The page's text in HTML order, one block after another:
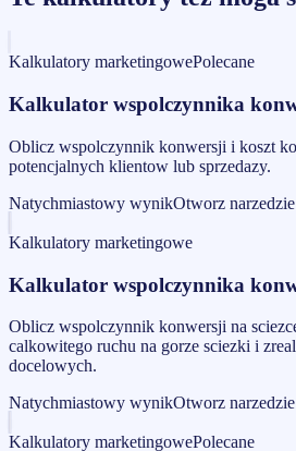
Kalkulatory marketingowePolecane
Kalkulator wspolczynnika
Oblicz wspolczynnik konwersji i koszt
potencjalnych klientow lub sprzedazy.
Natychmiastowy wynikOtworz narzedzie
Kalkulatory marketingowe
Kalkulator wspolczynnika
Oblicz wspolczynnik konwersji na
calkowitego ruchu na gorze sciezki i
docelowych.
Natychmiastowy wynikOtworz narzedzie
Kalkulatory marketingowePolecane